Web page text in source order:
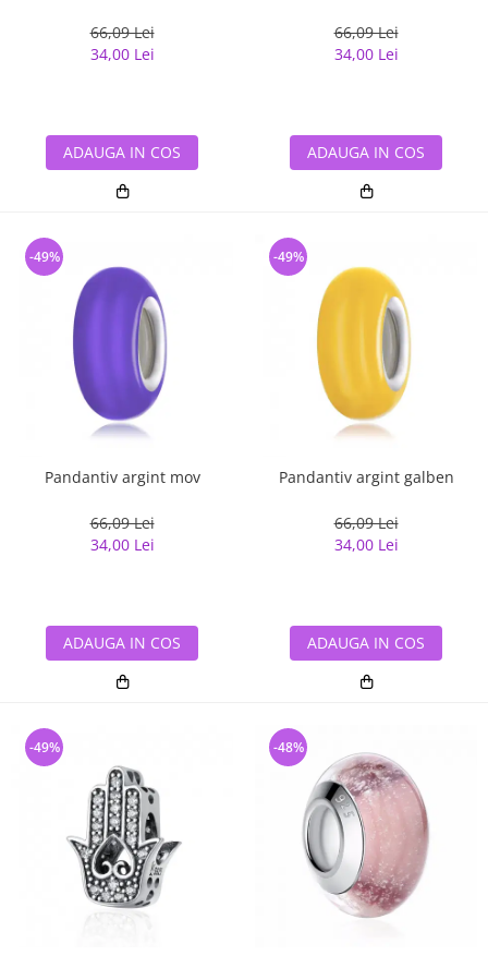
66,09 Lei
34,00 Lei
ADAUGA IN COS
66,09 Lei
34,00 Lei
ADAUGA IN COS
Pandantiv argint mov
66,09 Lei
34,00 Lei
-49%
ADAUGA IN COS
Pandantiv argint galben
66,09 Lei
34,00 Lei
-49%
ADAUGA IN COS
-49% -48%